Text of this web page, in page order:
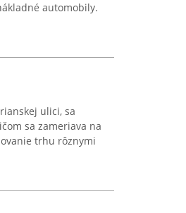
automobily.
ulici, sa
sa zameriava na
trhu rôznymi